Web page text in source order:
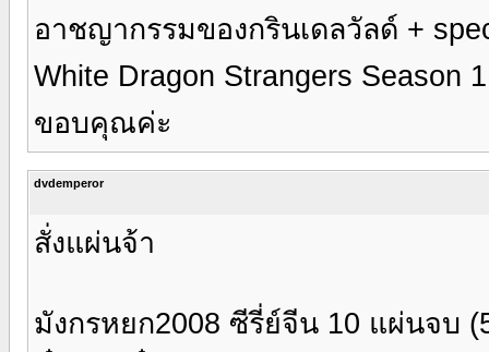
อาชญากรรมของกรินเดลวัลด์ +
White Dragon Strangers Season
ขอบคุณค่ะ
dvdemperor
สั่งแผ่นจ้า
มังกรหยก2008 ซีรี่ย์จีน 10 แผ่นจบ